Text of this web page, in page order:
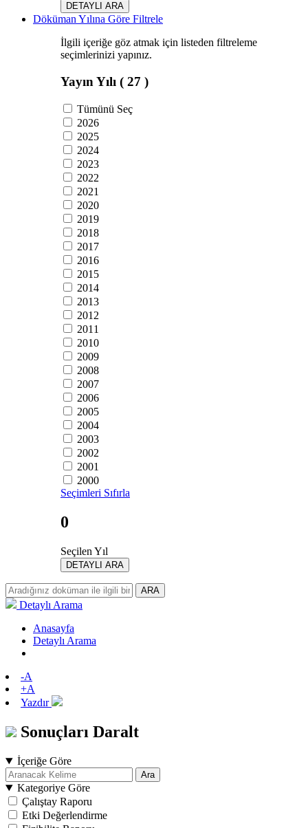
DETAYLI ARA
Döküman Yılına Göre Filtrele
İlgili içeriğe göz atmak için listeden filtreleme
seçimlerinizi yapınız.
Yayın Yılı ( 27 )
Tümünü Seç
2026
2025
2024
2023
2022
2021
2020
2019
2018
2017
2016
2015
2014
2013
2012
2011
2010
2009
2008
2007
2006
2005
2004
2003
2002
2001
2000
Seçimleri Sıfırla
0
Seçilen Yıl
DETAYLI ARA
ARA
Detaylı Arama
Anasayfa
Detaylı Arama
-A
+A
Yazdır
Sonuçları Daralt
İçeriğe Göre
Ara
Kategoriye Göre
Çalıştay Raporu
Etki Değerlendirme